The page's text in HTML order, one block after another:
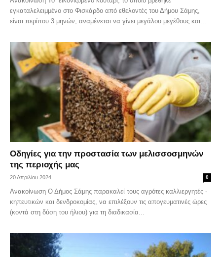
εγκαταλελειμμένο στο Φισκάρδο από εθελοντές του Δήμου Σάμης,
είναι περίπου 3 μηνών, αναμένεται να γίνει μεγάλου μεγέθους και...
Οδηγίες για την προστασία των μελισσοσμηνών
της περιοχής μας
20 Απριλίου 2024 0
Ανακοίνωση Ο Δήμος Σάμης παρακαλεί τους αγρότες καλλιεργητές -
κηπευτικών και δενδροκομίας, να επιλέξουν τις απογευματινές ώρες
(κοντά στη δύση του ήλιου) για τη διαδικασία...